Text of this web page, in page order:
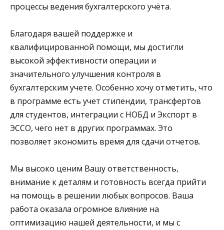
процессы ведения бухгалтерского учёта.
Благодаря вашей поддержке и
квалифицированной помощи, мы достигли
высокой эффективности операции и
значительного улучшения контроля в
бухгалтерским учете. Особенно хочу отметить, что
в программе есть учет стипендии, трансфертов
для студентов, интеграции с НОБД и Экспорт в
ЭССО, чего нет в других программах. Это
позволяет экономить время для сдачи отчетов.
Мы высоко ценим Вашу ответственность,
внимание к деталям и готовность всегда прийти
на помощь в решении любых вопросов. Ваша
работа оказала огромное влияние на
оптимизацию нашей деятельности, и мы с